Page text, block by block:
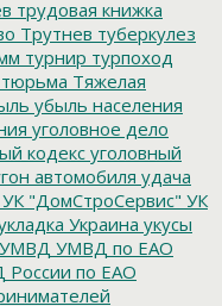
трудовая книжка
Трутнев туберкулез
турнир турпоход
тюрьма Тяжелая
убыль населения
уголовное дело
кодекс уголовный
автомобиля удача
УК "ДомСтроСервис" УК
Украина укусы
УМВД УМВД по ЕАО
по ЕАО